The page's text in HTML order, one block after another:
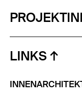
LINKS